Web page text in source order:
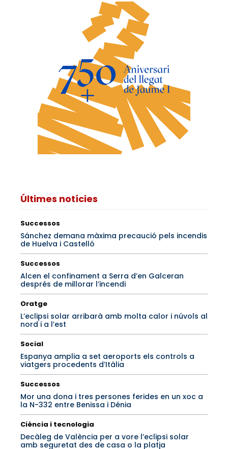
Últimes notícies
Successos
Sánchez demana màxima precaució pels incendis
de Huelva i Castelló
Successos
Alcen el confinament a Serra d’en Galceran
després de millorar l’incendi
Oratge
L’eclipsi solar arribarà amb molta calor i núvols al
nord i a l’est
Social
Espanya amplia a set aeroports els controls a
viatgers procedents d’Itàlia
Successos
Mor una dona i tres persones ferides en un xoc a
la N-332 entre Benissa i Dénia
Ciència i tecnologia
Decàleg de València per a vore l’eclipsi solar
amb seguretat des de casa o la platja